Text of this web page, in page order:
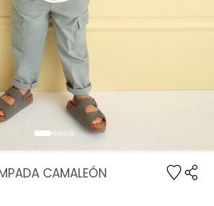
CAMALEÓN